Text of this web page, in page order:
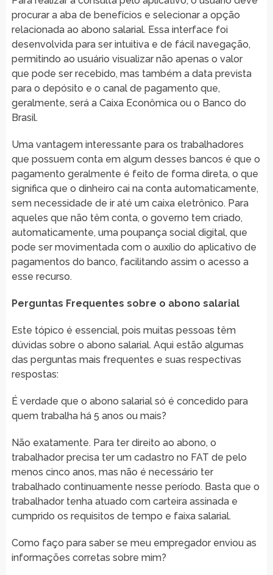
procurar a aba de benefícios e selecionar a opção
relacionada ao abono salarial. Essa interface foi
desenvolvida para ser intuitiva e de fácil navegação,
permitindo ao usuário visualizar não apenas o valor
que pode ser recebido, mas também a data prevista
para o depósito e o canal de pagamento que,
geralmente, será a Caixa Econômica ou o Banco do
Brasil.
Uma vantagem interessante para os trabalhadores
que possuem conta em algum desses bancos é que o
pagamento geralmente é feito de forma direta, o que
significa que o dinheiro cai na conta automaticamente,
sem necessidade de ir até um caixa eletrônico. Para
aqueles que não têm conta, o governo tem criado,
automaticamente, uma poupança social digital, que
pode ser movimentada com o auxílio do aplicativo de
pagamentos do banco, facilitando assim o acesso a
esse recurso.
Perguntas Frequentes sobre o abono salarial
Este tópico é essencial, pois muitas pessoas têm
dúvidas sobre o abono salarial. Aqui estão algumas
das perguntas mais frequentes e suas respectivas
respostas:
É verdade que o abono salarial só é concedido para
quem trabalha há 5 anos ou mais?
Não exatamente. Para ter direito ao abono, o
trabalhador precisa ter um cadastro no FAT de pelo
menos cinco anos, mas não é necessário ter
trabalhado continuamente nesse período. Basta que o
trabalhador tenha atuado com carteira assinada e
cumprido os requisitos de tempo e faixa salarial.
Como faço para saber se meu empregador enviou as
informações corretas sobre mim?